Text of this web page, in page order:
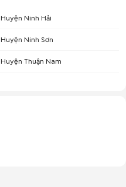
Huyện Ninh Hải
Huyện Ninh Sơn
Huyện Thuận Nam